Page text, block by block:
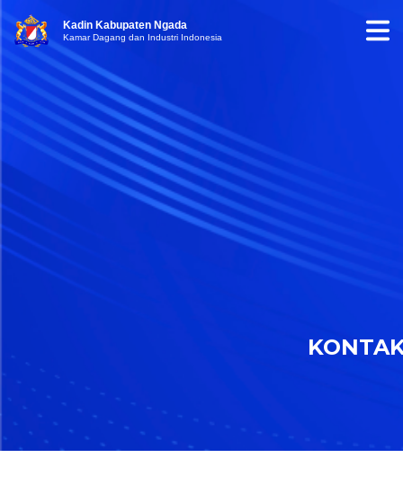
Kadin Kabupaten Ngada
Kamar Dagang dan Industri Indonesia